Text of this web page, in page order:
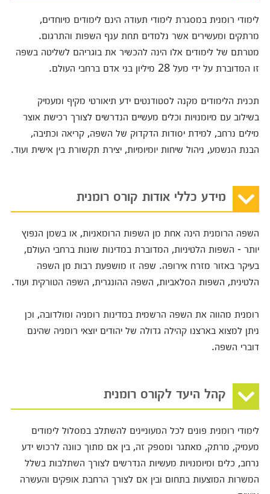
לימודי רומנית במסגרת לימודי תעודה הינם לימודים מיוחדים,
מרתקים ומעשירים אשר נלמדים תחת ענף השפות והתרגום.
מטרתם של לימודים אלו הינה להכשיר את בוגריהם לשליטה בשפה
זו המדוברת על ידי מעל 28 מיליון בני אדם ברחבי העולם.
תכנית הלימודים מקנה לסטודנטים ידע תיאורטי מקיף ומעמיק
בשילוב עם מיומנויות וכלים מעשיים הנדרשים לצורך רכישת אוצר
מילים נרחב, למידת יסודות הדקדוק של השפה, קריאה וכתיבה,
הבנת הנשמע, ניהול שיחות יומיומיות, יצירת תקשורת בין אישית ועוד.
מידע כללי אודות קורס רומנית
השפה הרומנית הינה אחת מן השפות הרומאניות, או בשמן הנפוץ
יותר - השפות הלטיניות, המדוברת במדינות שונות ברחבי העולם,
בעיקר באזור מזרח אירופה. שפה זו מושפעת רבות מן השפה
הלטינית, השפות הסלאביות, השפה ההונגרית, השפה הטורקית ועוד.
רומנית מהווה את השפה הרשמית במדינות רומניה ומולדובה, וכן
ניתן למצוא בארצנו קהילה גדולה של יהודים יוצאי רומניה שהינם
דוברי השפה.
קהל היעד לקורס רומנית
לימודי רומנית פונים לכל המעוניינים להשתלב במסלול לימודים
מעמיק, מרתק, מאתגר ומספק זה, בין אם מתוך כוונה לרכוש ידע
נרחב, כלים ומיומנויות מעשיות הנדרשים לצורך השתלבות בשלל
המשרות המוצעות בתחום ובין אם לצורך הרחבת אופקים והעשרה